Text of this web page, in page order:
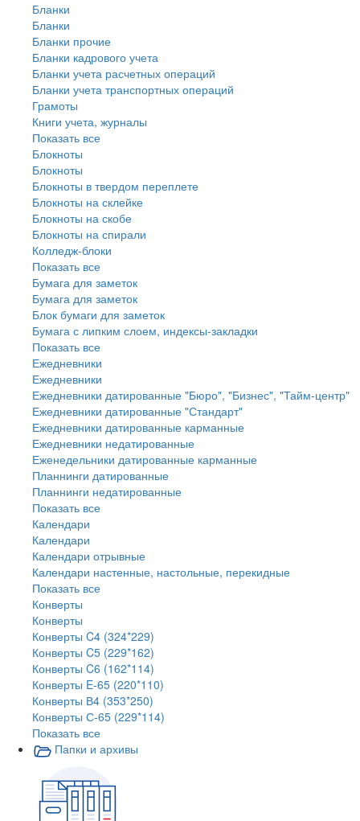
Бланки
Бланки
Бланки прочие
Бланки кадрового учета
Бланки учета расчетных операций
Бланки учета транспортных операций
Грамоты
Книги учета, журналы
Показать все
Блокноты
Блокноты
Блокноты в твердом переплете
Блокноты на склейке
Блокноты на скобе
Блокноты на спирали
Колледж-блоки
Показать все
Бумага для заметок
Бумага для заметок
Блок бумаги для заметок
Бумага с липким слоем, индексы-закладки
Показать все
Ежедневники
Ежедневники
Ежедневники датированные "Бюро", "Бизнес", "Тайм-центр"
Ежедневники датированные "Стандарт"
Ежедневники датированные карманные
Ежедневники недатированные
Еженедельники датированные карманные
Планнинги датированные
Планнинги недатированные
Показать все
Календари
Календари
Календари отрывные
Календари настенные, настольные, перекидные
Показать все
Конверты
Конверты
Конверты C4 (324*229)
Конверты C5 (229*162)
Конверты C6 (162*114)
Конверты E-65 (220*110)
Конверты В4 (353*250)
Конверты С-65 (229*114)
Показать все
Папки и архивы